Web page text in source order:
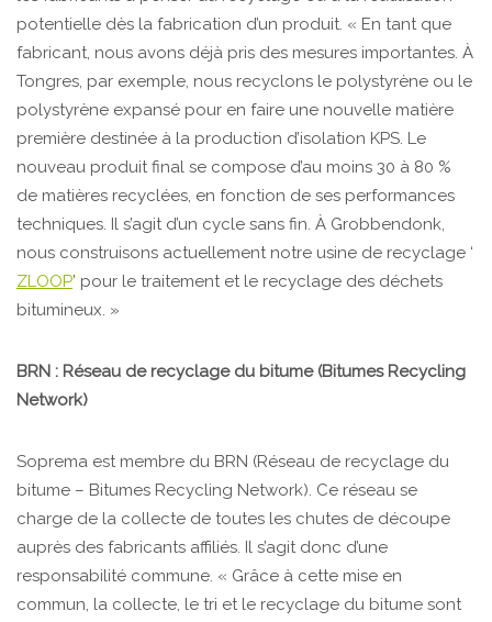
potentielle dès la fabrication d’un produit. « En tant que
fabricant, nous avons déjà pris des mesures importantes. À
Tongres, par exemple, nous recyclons le polystyrène ou le
polystyrène expansé pour en faire une nouvelle matière
première destinée à la production d’isolation KPS. Le
nouveau produit final se compose d’au moins 30 à 80 %
de matières recyclées, en fonction de ses performances
techniques. Il s’agit d’un cycle sans fin. À Grobbendonk,
nous construisons actuellement notre usine de recyclage ‘
ZLOOP’ pour le traitement et le recyclage des déchets
bitumineux. »
BRN : Réseau de recyclage du bitume (Bitumes Recycling
Network)
Soprema est membre du BRN (Réseau de recyclage du
bitume – Bitumes Recycling Network). Ce réseau se
charge de la collecte de toutes les chutes de découpe
auprès des fabricants affiliés. Il s’agit donc d’une
responsabilité commune. « Grâce à cette mise en
commun, la collecte, le tri et le recyclage du bitume sont